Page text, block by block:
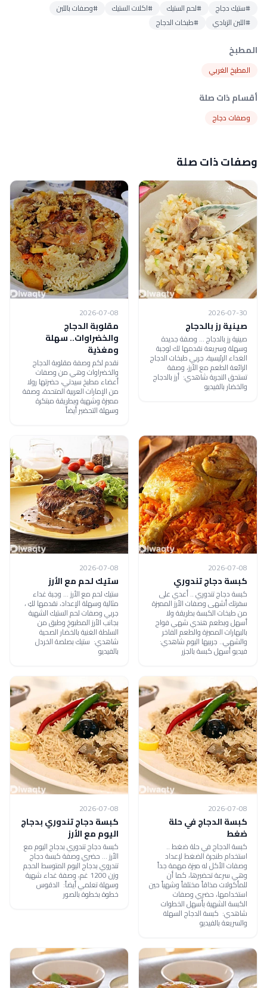
#ستيك دجاج #لحم الستيك #اكلات الستيك
#وصفات باللبن
#اللبن الزبادي
#طبخات الدجاج
المطبخ
المطبخ الغربي
أقسام ذات صلة
وصفات دجاج
وصفات ذات صلة
2026-07-30
صينية رز بالدجاج
صينية رز بالدجاج ... وصفة جديدة
وسهلة وسريعة نقدمها لك لوجبة
الغداء الرئيسية، جربي طبخات الدجاج
الرائعة الطعم مع الأرز، وصفة
تستحق التجربة شاهدي: أرز بالدجاج
والخضار بالفيديو
2026-07-08
مقلوبة الدجاج
والخضراوات.. سهلة
ومغذية
نقدم لكم وصفة مقلوبة الدجاج
والخضراوات وهي من وصفات
أعضاء مطبخ سيدتي، حضرتها رولا
من الإمارات العربية المتحدة، وصفة
مميزة وشهية وبطريقة مبتكرة
وسهلة التحضير أيضاً
2026-07-08
كبسة دجاج تندوري
كبسة دجاج تندوري .. أعدي على
سفرتك أشهى وصفات الأرز المميزة
من طبخات الكبسة بطريقة ولا
أسهل وبطعم هندي شهي فواح
بالبهارات المميزة والطعم الفاخر
والشهي.. جربيها اليوم شاهدي:
فيديو أسهل كبسة بالجزر
2026-07-08
ستيك لحم مع الأرز
ستيك لحم مع الأرز ... وجبة غداء
مثالية وسهلة الإعداد، نقدمها لكِ ،
جربي وصفات لحم الستيك الشهية
بجانب الأرز المطبوخ وطبق من
السلطة الغنية بالخضار الصحية
شاهدي: ستيك بصلصة الخردل
بالفيديو
2026-07-08
كبسة الدجاج في حلة
ضغط
كبسة الدجاج في حلة ضغط ..
استخدام طنجرة الضغط لإعداد
وصفات الأكل له ميزة مهمة جداً
وهي سرعة تحضيرها، كما أن
للمأكولات مذاقاً مختلفاً وشهياً حين
استخدامها، حضري وصفات
الكبسة الشهية بأسهل الخطوات
شاهدي: كبسة الدجاج السهلة
والسريعة بالفيديو
2026-07-08
كبسة دجاج تندوري بدجاج
اليوم مع الأرز
كبسة دجاج تندوري بدجاج اليوم مع
الأرز ... حضري وصفة كبسة دجاج
تندروي بدجاج اليوم المتوسط الحجم
وزن 1200 غم، وصفة غداء شهية
وسهلة تعلمي أيضاً: الدقوس
خطوة بخطوة بالصور